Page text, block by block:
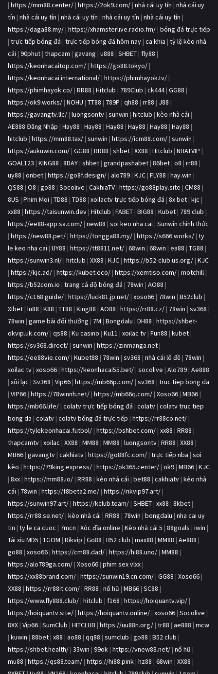
| https://mm88.center/ | https://2ok9.com/ | nhà cái uy tín | nhà cái uy
tín | nhà cái uy tín | nhà cái uy tín | nhà cái uy tín | nhà cái uy tín |
https://daga88.my/ | https://xhamsterlive.radio.fm/ | bóng đá trực tiếp
| trực tiếp bóng đá | trực tiếp bóng đá hôm nay | ca khia | tỷ lệ kèo nhà
cái | 90phut | thapcam | gavang | u888 | SHBET | fly88 |
https://keonhacaitop.com/ | https://go88.tokyo/ |
https://keonhacai.international/ | https://phimhayok.tv/ |
https://phimhayok.co/ | RR88 | Hitclub | 789Club | ck444| GG88 |
https://ok9.works/ | NOHU | TT88 | 789P | qh88 | rr88 | J88 |
https://gavangtv.llc/ | luongsontv | sunwin | hitclub | kèo nhà cái |
AE888 Đăng Nhập | Hay88 | Hay88 | Hay88 | Hay88 | Hay88 | Hay88 |
hitclub | https://mm88.tax/ | sunwin | https://icm88.com/ | sunwin |
https://aukuwin.com/ | GG88 | RR88 | shbet | XX88 | Hitclub | NHATVIP |
GOAL123 | KING88 | 8DAY | shbet | grandpashabet | 86bet | o8 | rr88 |
uy88 | onbet | https://go8f.design/ | alo789 | KJC | FLY88 | hay.win |
QS88 | O8 | go88 | Socolive | CakhiaTV | https://go88play.site | CM88 |
8US | Phim Moi | TD88 | TD88 | xoilactv trực tiếp bóng đá | 8x bet | kjc |
xx88 | https://taisunwin.dev | Hitclub | FABET | BIG88 | Kubet | 789 club |
https://ee88-app.sa.com/ | new88 | soi keo nha cai | Sunwin chính thức
| https://new88.pet/ | https://tongga88.my/ | https://s666.works/ | ty
le keo nha cai | UY88 | https://tt8811.net/ | 68win | 68win | ea88 | TG88 |
https://sunwin3.nl/ | hitclub | XX88 | KJC | https://b52-club.us.org/ | KJC
| https://kjc.ad/ | https://kubet.eco/ | https://xemtiso.com/ | motchill |
https://b52com.io | trang cá độ bóng đá | 78win | AO88 |
https://c168.guide/ | https://luck81.jp.net/ | xoso66 | 78win | B52club |
Xibet | lu88 | K88 | TT88 | King88 | AO88 | https://rr88.cz/ | 78win | sv368 |
78win | game bài đổi thưởng | 7M | Bongdalu | DH88 | https://shbet-
okvip.uk.com/ | qs88 | Ku casino | Ku11 | xoilac tv | Fun88 | kubet |
https://sv368.direct/ | sunwin | https://zinmanga.net |
https://ee88vie.com/ | Kubet88 | 78win | sv368 | nhà cái lô đề | 78win |
xoilac tv | xoso66 | https://keonhacai55.bet/ | socolive | Alo789 | Ae888
| xôi lạc | Sv368 | Vip66 | https://mb66p.com/ | sv368 | truc tiep bong da
| VIP66 | https://78winnh.net/ | https://mb66q.com/ | Xoso66 | MB66 |
https://mb66.life/ | colatv trực tiếp bóng đá | colatv | colatv truc tiep
bong da | colatv | colatv bóng đá trực tiếp | https://rr88co.net/ |
https://tylekeonhacai.futbol/ | https://bshbet.com/ | xx88 | RR88 |
thapcamtv | xoilac | XX88 | MM88 | MM88 | luongsontv | RR88 | XX88 |
MB66 | gavangtv | cakhiatv | https://go88fc.com/ | trực tiếp nba | soi
kèo | https://79king.express/ | https://ok365.center/ | ok9 | MB66 | KJC
| 8xx | https://mm88.io/ | RR88 | kèo nhà cái | bet88 | cakhiatv | kèo nhà
cái | 78win | https://f8beta2.me/ | https://rikvip97.art/ |
https://sunwin97.art/ | https://kclub.team/ | SHBET | xx88 | 8kbet |
https://rr88.se.net/ | kèo nhà cái | RR88 | 78win | bongdalu | nha cai uy
tin | ty le ca cuoc | 7mcn | Xóc đĩa online | Kèo nhà cái 5 | 88goals | iwin |
Tài xỉu MD5 | 1GOM | Rikvip | Go88 | B52 club | max88 | MM88 | Ae888 |
go88 | xoso66 | https://cm88.dad/ | https://hi88.uno/ | MM88 |
https://alo789ga.com/ | Xoso66 | phim sex vlxx |
https://xx88brand.com/ | https://sunwin19.cn.com/ | GG88 | Xoso66 |
XX88 | https://rr88it.com/ | RR88 | nổ hũ | MB66 | SC88 |
https://www.fly888.club/ | hitclub | f168 | https://hoiquantv.vip/ |
https://hoiquantv.site/ | https://hoiquantv.online/ | xoso66 | Socolive |
8XX | Vip66 | SumClub | HITCLUB | https://uu88n.org/ | tr88 | ae888 | mcw
| kuwin | 88bet | x88 | ao88 | qq88 | sumclub | go88 | B52 club |
https://shbet.health/ | 33win | 99ok | https://vnew88.net/ | nổ hũ |
mu88 | https://qs88.team/ | https://hi88.pink | hz88 | 68win | XX88 |